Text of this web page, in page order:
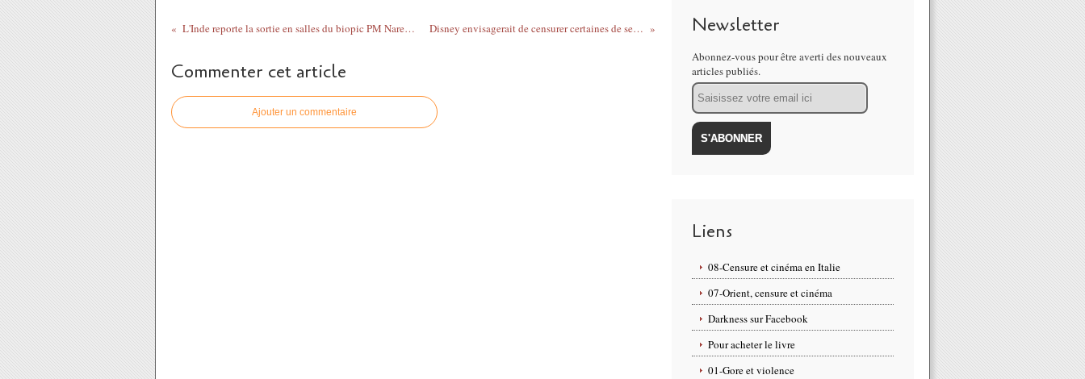
L'Inde reporte la sortie en salles du biopic PM Narendra Modi, le temps des élections législatives Disney envisagerait de censurer certaines de ses œuvres sur sa future plateforme Disney+
Commenter cet article
Ajouter un commentaire
Newsletter
Abonnez-vous pour être averti des nouveaux
articles publiés.
Email
Liens
08-Censure et cinéma en Italie
07-Orient, censure et cinéma
Darkness sur Facebook
Pour acheter le livre
01-Gore et violence